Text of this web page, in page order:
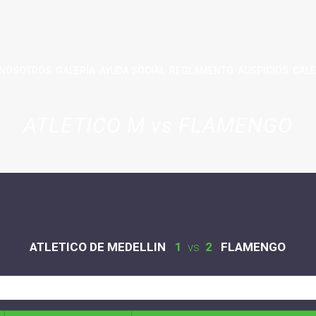
ATLETICO DE MEDELLIN 1 vs 2 FLAMENGO